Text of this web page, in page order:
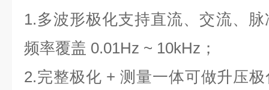
1.多波形极化支持直流、交流、
频率覆盖 0.01Hz ~ 10kHz；
2.完整极化 + 测量一体可做升压